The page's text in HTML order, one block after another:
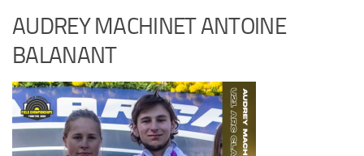
AUDREY MACHINET ANTOINE
BALANANT